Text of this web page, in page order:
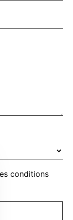
conditions